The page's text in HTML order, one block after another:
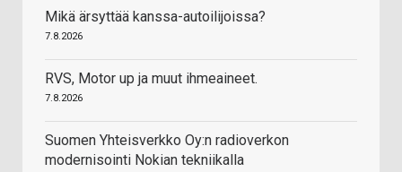
Mikä ärsyttää kanssa-autoilijoissa?
7.8.2026
RVS, Motor up ja muut ihmeaineet.
7.8.2026
Suomen Yhteisverkko Oy:n radioverkon
modernisointi Nokian tekniikalla